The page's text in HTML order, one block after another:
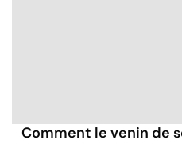
Comment le venin de